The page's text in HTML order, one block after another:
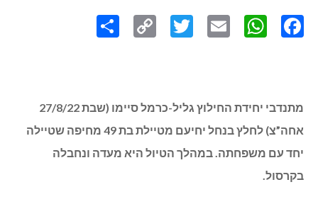
Link
מתנדבי יחידת החילוץ גליל-כרמל סיימו (שבת 27/8/22
אחה”צ) לחלץ בנחל יחיעם מטיילת בת 49 מחיפה שטיילה
יחד עם משפחתה. במהלך הטיול היא מעדה ונחבלה
בקרסול.